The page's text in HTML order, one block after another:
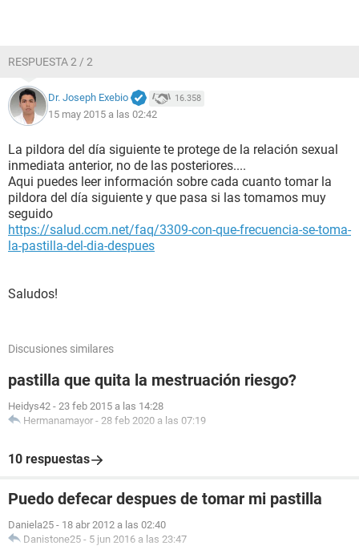
RESPUESTA 2 / 2
Dr. Joseph Exebio 16.358
15 may 2015 a las 02:42
La pildora del día siguiente te protege de la relación sexual
inmediata anterior, no de las posteriores....
Aqui puedes leer información sobre cada cuanto tomar la
pildora del día siguiente y que pasa si las tomamos muy
seguido
https://salud.ccm.net/faq/3309-con-que-frecuencia-se-toma-
la-pastilla-del-dia-despues
Saludos!
Discusiones similares
pastilla que quita la mestruación riesgo?
Heidys42 - 23 feb 2015 a las 14:28
Hermanamayor - 28 feb 2020 a las 07:19
10 respuestas
Puedo defecar despues de tomar mi pastilla
Daniela25 - 18 abr 2012 a las 02:40
Danistone25 - 5 jun 2016 a las 23:47